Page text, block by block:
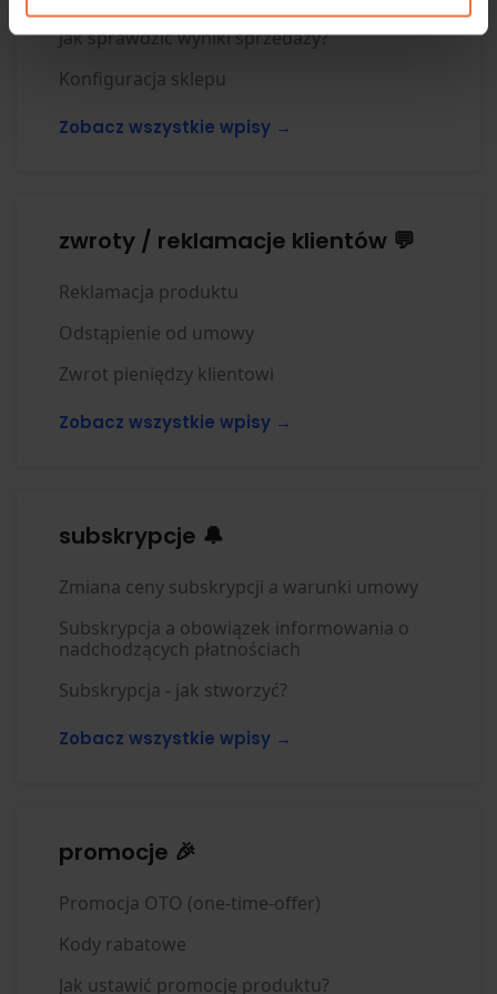
Jak sprawdzić wyniki sprzedaży?
Konfiguracja sklepu
Zobacz wszystkie wpisy →
zwroty / reklamacje klientów 💬
Reklamacja produktu
Odstąpienie od umowy
Zwrot pieniędzy klientowi
Zobacz wszystkie wpisy →
subskrypcje 🔔
Zmiana ceny subskrypcji a warunki umowy
Subskrypcja a obowiązek informowania o
nadchodzących płatnościach
Subskrypcja - jak stworzyć?
Zobacz wszystkie wpisy →
promocje 🎉
Promocja OTO (one-time-offer)
Kody rabatowe
Jak ustawić promocję produktu?